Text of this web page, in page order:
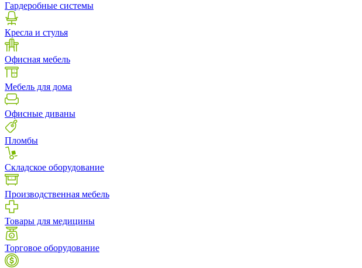
Гардеробные системы
Кресла и стулья
Офисная мебель
Мебель для дома
Офисные диваны
Пломбы
Складское оборудование
Производственная мебель
Товары для медицины
Торговое оборудование